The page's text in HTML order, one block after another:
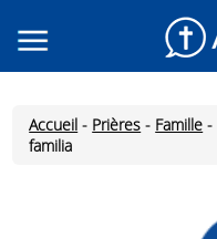
Consacré
Lecture du jour
Accueil - Prières - Famille -
familia